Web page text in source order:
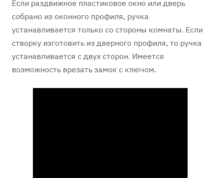
Если раздвижное пластиковое окно или дверь
собрано из оконного профиля, ручка
устанавливается только со стороны комнаты. Если
створку изготовить из дверного профиля, то ручка
устанавливается с двух сторон. Имеется
возможность врезать замок с ключом.